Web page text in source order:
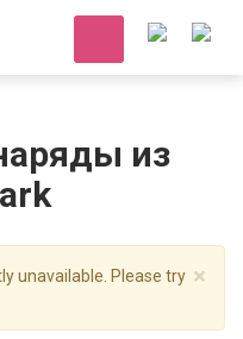
из
×
unavailable. Please try